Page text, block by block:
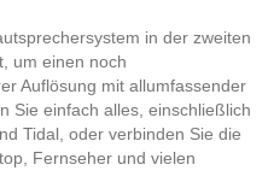
in der zweiten
um einen noch
Auflösung mit allumfassender
Sie einfach alles, einschließlich
Tidal, oder verbinden Sie die
Fernseher und vielen